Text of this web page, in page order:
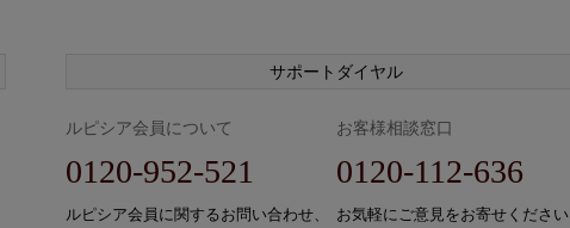
サポートダイヤル
ルピシア会員について
0120-952-521
ルピシア会員に関するお問い合わせ、
お客様相談窓口
0120-112-636
お気軽にご意見をお寄せください